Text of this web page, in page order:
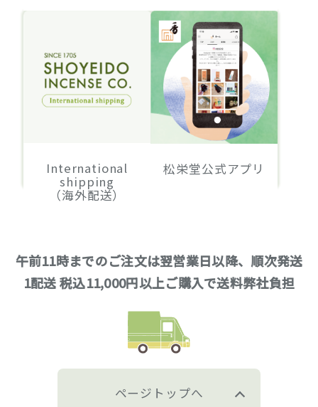
International
shipping
（海外配送）
松栄堂公式アプリ
午前11時までのご注文は翌営業日以降、順次発送
1配送 税込11,000円以上ご購入で送料弊社負担
ページトップへ